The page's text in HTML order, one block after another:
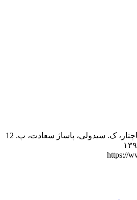
ک. سیدولی، پاساژ سعادت، پ. 12
https://